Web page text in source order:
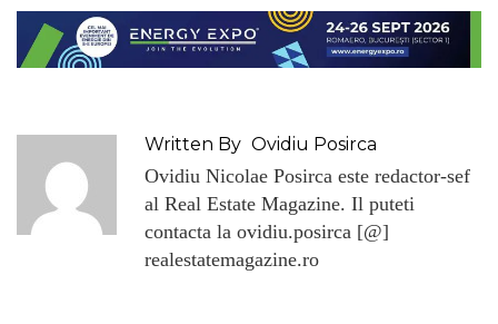
Written By Ovidiu Posirca
Ovidiu Nicolae Posirca este redactor-sef
al Real Estate Magazine. Il puteti
contacta la ovidiu.posirca [@]
realestatemagazine.ro